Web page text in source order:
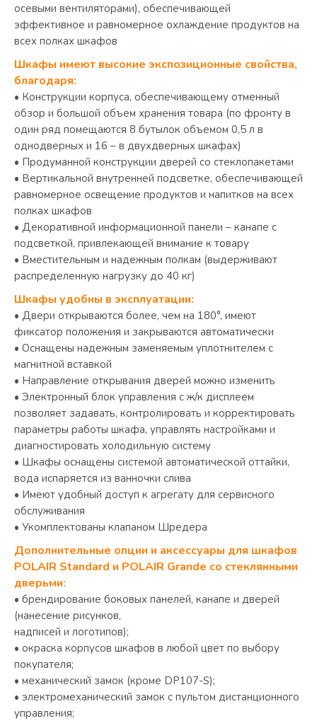
осевыми вентиляторами), обеспечивающей
эффективное и равномерное охлаждение продуктов на
всех полках шкафов
Шкафы имеют высокие экспозиционные свойства,
благодаря:
• Конструкции корпуса, обеспечивающему отменный
обзор и большой объем хранения товара (по фронту в
один ряд помещаются 8 бутылок объемом 0,5 л в
однодверных и 16 – в двухдверных шкафах)
• Продуманной конструкции дверей со стеклопакетами
• Вертикальной внутренней подсветке, обеспечивающей
равномерное освещение продуктов и напитков на всех
полках шкафов
• Декоративной информационной панели – канапе с
подсветкой, привлекающей внимание к товару
• Вместительным и надежным полкам (выдерживают
распределенную нагрузку до 40 кг)
Шкафы удобны в эксплуатации:
• Двери открываются более, чем на 180°, имеют
фиксатор положения и закрываются автоматически
• Оснащены надежным заменяемым уплотнителем с
магнитной вставкой
• Направление открывания дверей можно изменить
• Электронный блок управления с ж/к дисплеем
позволяет задавать, контролировать и корректировать
параметры работы шкафа, управлять настройками и
диагностировать холодильную систему
• Шкафы оснащены системой автоматической оттайки,
вода испаряется из ванночки слива
• Имеют удобный доступ к агрегату для сервисного
обслуживания
• Укомплектованы клапаном Шредера
Дополнительные опции и аксессуары для шкафов
POLAIR Standard и POLAIR Grande со стеклянными
дверьми:
• брендирование боковых панелей, канапе и дверей
(нанесение рисунков,
надписей и логотипов);
• окраска корпусов шкафов в любой цвет по выбору
покупателя;
• механический замок (кроме DP107-S);
• электромеханический замок с пультом дистанционного
управления;